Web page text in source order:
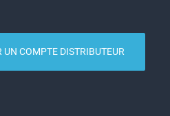
UN COMPTE DISTRIBUTEUR